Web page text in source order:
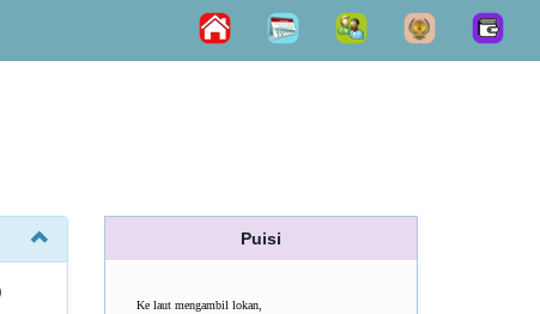
Puisi
Ke laut mengambil lokan,